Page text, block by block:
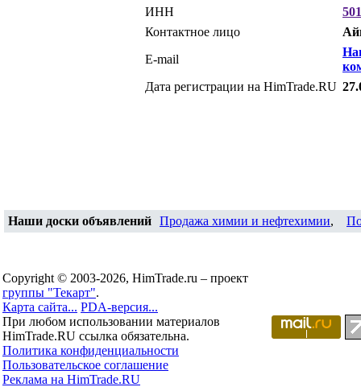
ИНН
Контактное лицо
E-mail
Дата регистрации на HimTrade.RU
Наши доски объявлений Продажа химии и нефтехимии,
Copyright © 2003-2026, HimTrade.ru – проект
группы "Текарт".
Карта сайта... PDA-версия...
При любом использовании материалов
HimTrade.RU ссылка обязательна.
Политика конфиденциальности
Пользовательское соглашение
Реклама на HimTrade.RU